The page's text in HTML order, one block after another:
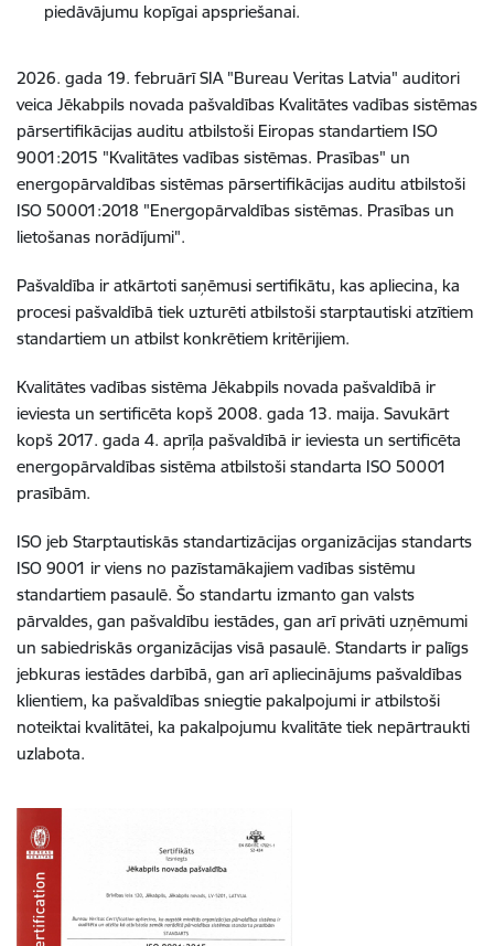
piedāvājumu kopīgai apspriešanai.
2026. gada 19. februārī SIA "Bureau Veritas Latvia" auditori
veica Jēkabpils novada pašvaldības Kvalitātes vadības sistēmas
pārsertifikācijas auditu atbilstoši Eiropas standartiem ISO
9001:2015 "Kvalitātes vadības sistēmas. Prasības" un
energopārvaldības sistēmas pārsertifikācijas auditu atbilstoši
ISO 50001:2018 "Energopārvaldības sistēmas. Prasības un
lietošanas norādījumi".
Pašvaldība ir atkārtoti saņēmusi sertifikātu, kas apliecina, ka
procesi pašvaldībā tiek uzturēti atbilstoši starptautiski atzītiem
standartiem un atbilst konkrētiem kritērijiem.
Kvalitātes vadības sistēma Jēkabpils novada pašvaldībā ir
ieviesta un sertificēta kopš 2008. gada 13. maija. Savukārt
kopš 2017. gada 4. aprīļa pašvaldībā ir ieviesta un sertificēta
energopārvaldības sistēma atbilstoši standarta ISO 50001
prasībām.
ISO jeb Starptautiskās standartizācijas organizācijas standarts
ISO 9001 ir viens no pazīstamākajiem vadības sistēmu
standartiem pasaulē. Šo standartu izmanto gan valsts
pārvaldes, gan pašvaldību iestādes, gan arī privāti uzņēmumi
un sabiedriskās organizācijas visā pasaulē. Standarts ir palīgs
jebkuras iestādes darbībā, gan arī apliecinājums pašvaldības
klientiem, ka pašvaldības sniegtie pakalpojumi ir atbilstoši
noteiktai kvalitātei, ka pakalpojumu kvalitāte tiek nepārtraukti
uzlabota.